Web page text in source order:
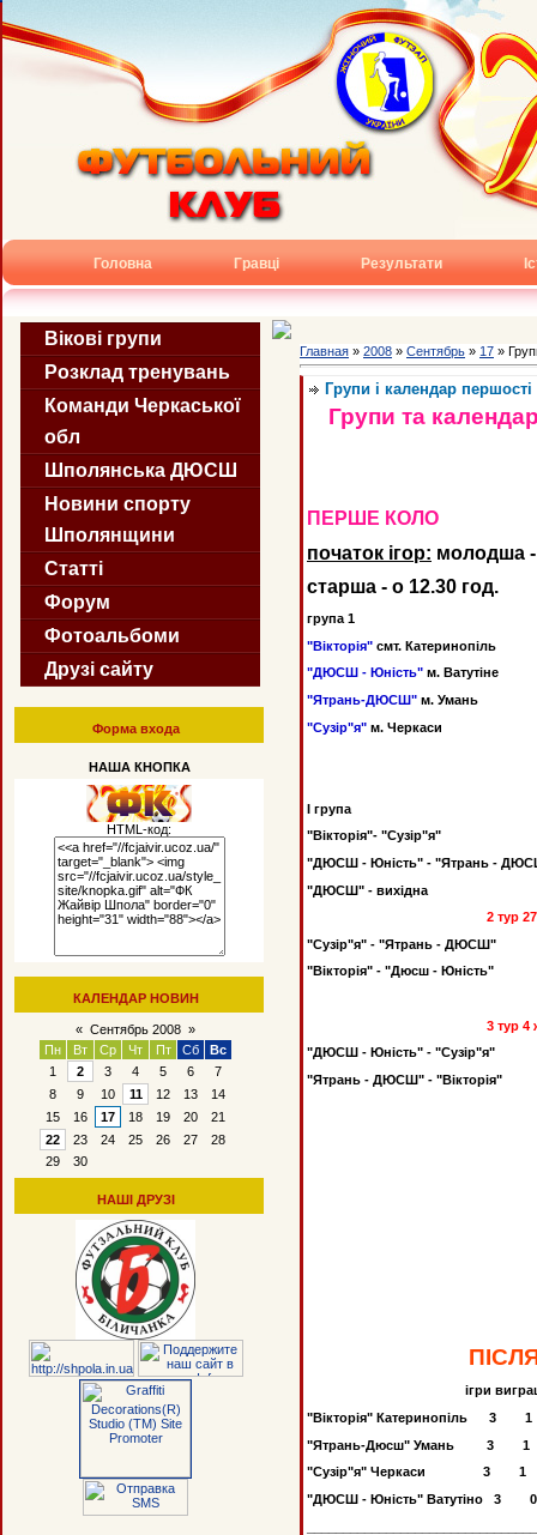
Головна Гравці Результати
Вікові групи
Розклад тренувань
Команди Черкаської
обл
Шполянська ДЮСШ
Новини спорту
Шполянщини
Статті
Форум
Фотоальбоми
Друзі сайту
Форма входа
НАША КНОПКА
HTML-код:
КАЛЕНДАР НОВИН
« Сентябрь 2008 »
Пн
Вт Ср Чт Пт Сб
Вс
1
2 3 4 5 6
7
8
9 10 11 12 13
14
15
16 17 18 19 20
21
22
23 24 25 26 27
28
29
30
НАШІ ДРУЗІ
Главная » 2008 » Сентябрь » 17 »
Групи і календар першості
Групи та
ПЕРШЕ КОЛО
початок ігор: молодша -
старша - о 12.30 год.
група 1
"Вікторія" смт.
"ДЮСШ - Юність" м. Ватутіне
"Ятрань-ДЮСШ" м.
"Сузір"я" м. Черкаси
І група
"Вікторія"- "Сузір"я"
"ДЮСШ - Юність" - "Ятрань -
"ДЮСШ" - вихідна
2 тур 27
"Сузір"я" - "Ятрань -
"Вікторія" - "Дюсш -
3 тур 4 жовтня
"ДЮСШ - Юність" -
"Ятрань - ДЮСШ" - "Вікторія"
ігри виграші нічиї
"Вікторія"
"Ятрань-Дюсш"
"Сузір"я"
"ДЮСШ - Юність"